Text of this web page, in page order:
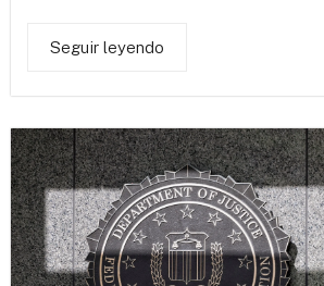
Seguir leyendo